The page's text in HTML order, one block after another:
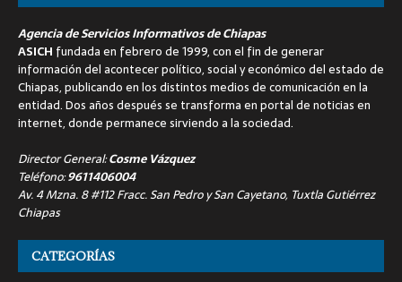
Agencia de Servicios Informativos de Chiapas
ASICH fundada en febrero de 1999, con el fin de generar
información del acontecer político, social y económico del estado de
Chiapas, publicando en los distintos medios de comunicación en la
entidad. Dos años después se transforma en portal de noticias en
internet, donde permanece sirviendo a la sociedad.
Director General:Cosme Vázquez
Teléfono:9611406004
Av. 4 Mzna. 8 #112 Fracc. San Pedro y San Cayetano, Tuxtla Gutiérrez
Chiapas
CATEGORÍAS